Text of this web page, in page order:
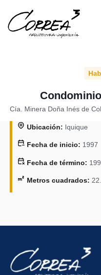
Cía. Minera Doña Inés de
Ubicación: Iquique
Fecha de inicio: 1997
Fecha de término:
Metros cuadrados: